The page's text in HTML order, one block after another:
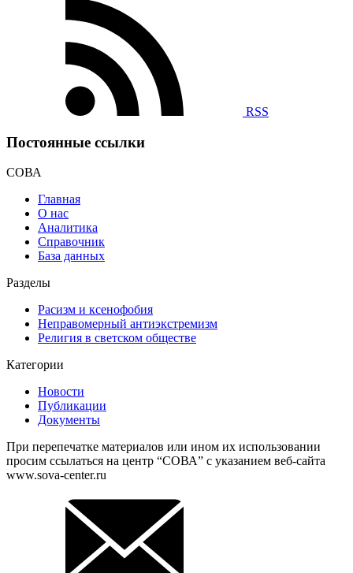
RSS
Постоянные ссылки
СОВА
Главная
О нас
Аналитика
Справочник
База данных
Разделы
Расизм и ксенофобия
Неправомерный антиэкстремизм
Религия в светском обществе
Категории
Новости
Публикации
Документы
При перепечатке материалов или ином их использовании
просим ссылаться на центр “СОВА” с указанием веб-сайта
www.sova-center.ru